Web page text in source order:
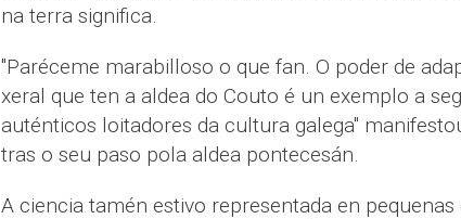
na terra significa.
"Paréceme marabilloso o que fan. O poder de
xeral que ten a aldea do Couto é un exemplo a
auténticos loitadores da cultura galega"
tras o seu paso pola aldea pontecesán.
A ciencia tamén estivo representada en pequenas